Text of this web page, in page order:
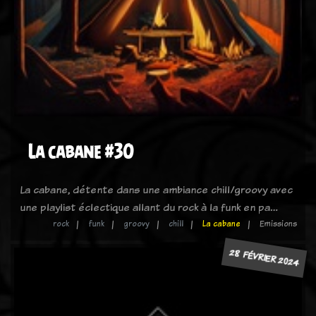
La cabane #30
La cabane, détente dans une ambiance chill/groovy avec
une playlist éclectique allant du rock à la funk en pa…
rock funk groovy chill La cabane Emissions
28 FÉVRIER 2024